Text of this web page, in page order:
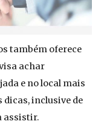
também oferece
achar
e no local mais
inclusive de
assistir.